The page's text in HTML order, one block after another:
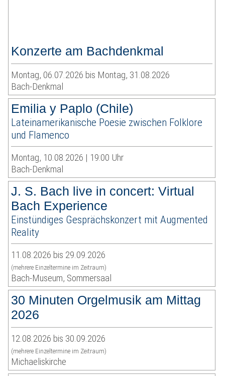
Konzerte am Bachdenkmal
Montag, 06.07.2026 bis Montag, 31.08.2026
Bach-Denkmal
Emilia y Paplo (Chile)
Lateinamerikanische Poesie zwischen Folklore
und Flamenco
Montag, 10.08.2026 | 19:00 Uhr
Bach-Denkmal
J. S. Bach live in concert: Virtual
Bach Experience
Einstündiges Gesprächskonzert mit Augmented
Reality
11.08.2026 bis 29.09.2026
(mehrere Einzeltermine im Zeitraum)
Bach-Museum, Sommersaal
30 Minuten Orgelmusik am Mittag
2026
12.08.2026 bis 30.09.2026
(mehrere Einzeltermine im Zeitraum)
Michaeliskirche